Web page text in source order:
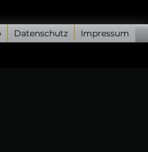
Datenschutz Impressum